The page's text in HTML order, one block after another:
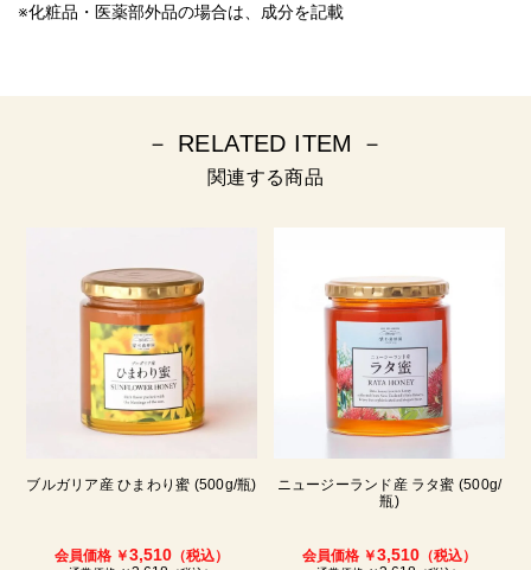
※化粧品・医薬部外品の場合は、成分を記載
－ RELATED ITEM －
関連する商品
ブルガリア産 ひまわり蜜 (500g/瓶)
会員価格 ￥3,510 （税込）
ニュージーランド産 ラタ蜜 (500g/
瓶)
会員価格 ￥3,510 （税込）